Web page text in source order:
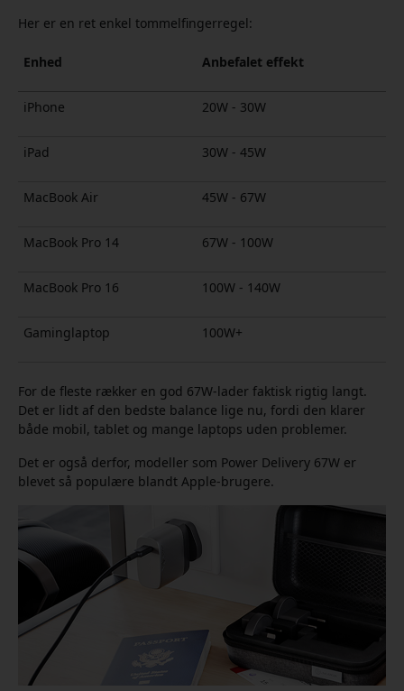
Her er en ret enkel tommelfingerregel:
Enhed Anbefalet effekt
iPhone 20W - 30W
iPad 30W - 45W
MacBook Air 45W - 67W
MacBook Pro 14 67W - 100W
MacBook Pro 16 100W - 140W
Gaminglaptop 100W+
For de fleste rækker en god 67W-lader faktisk rigtig langt.
Det er lidt af den bedste balance lige nu, fordi den klarer
både mobil, tablet og mange laptops uden problemer.
Det er også derfor, modeller som Power Delivery 67W er
blevet så populære blandt Apple-brugere.